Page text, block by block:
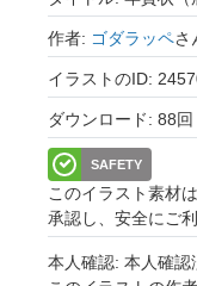
作者: ゴダラッペさ
イラストのID:
ダウンロード: 88回
SAFETY
このイラスト素材は
承認し、安全にご
本人確認: 本人確認